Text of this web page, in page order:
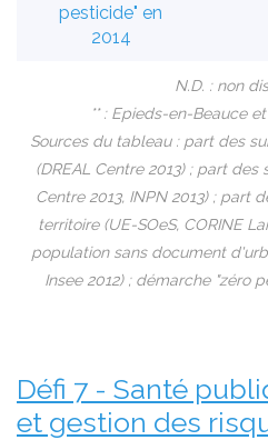
pesticide" en
2014
N.D. : non
** : Epieds-en-Beauce
Sources du tableau : part des
(DREAL Centre 2013) ; part des
Centre 2013, INPN 2013) ; part
territoire (UE-SOeS, CORINE
population sans document
Insee 2012) ; démarche "zéro
Défi 7 - Santé
et gestion des